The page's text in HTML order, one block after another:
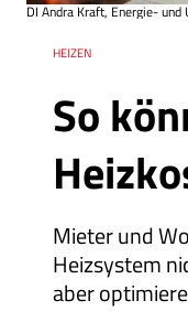
So
Mieter und
Heizsystem
aber
RessortHEIZEN
DI Andra Kraft, Energie-